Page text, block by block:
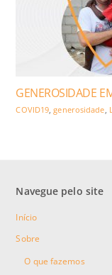
GENEROSIDADE
COVID19,generosidade,
Navegue pelo site
Início
Sobre
O que fazemos